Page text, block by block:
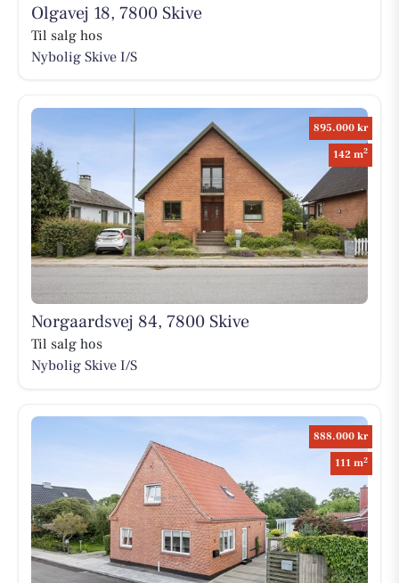
Olgavej 18, 7800 Skive
Til salg hos
Nybolig Skive I/S
895.000 kr
142 m2
Norgaardsvej 84, 7800 Skive
Til salg hos
Nybolig Skive I/S
888.000 kr
111 m2